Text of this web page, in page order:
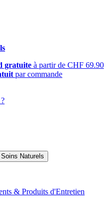
gratuite à partir de CHF 69.90
par commande
& Produits d'Entretien